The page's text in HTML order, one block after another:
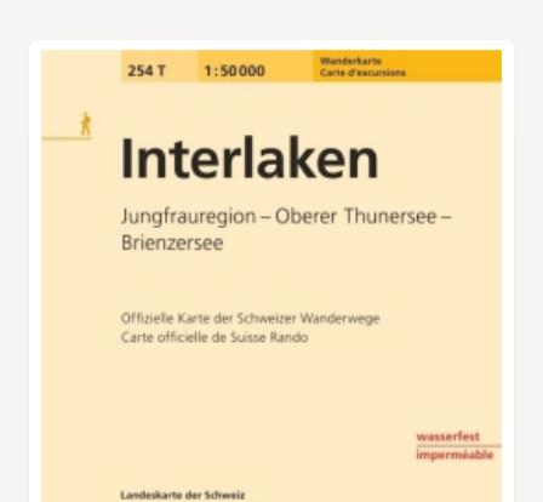
ganz besondere Wanderung ausklingen zu
einer der anspruchsvollsten Wegabschnitte
kommt, desto steiler und felsiger wird der
Weg. Er ist auf der SAC-Wanderskala als T4
(Alpinwanderweg mit blau-weisser
Markierung) eingestuft, aber alle schwierigen
Passagen sind durch Ketten sehr gut
gesichert. Auf dem Gipfel des
einer atemberaubenden Aussicht auf den
Thuner- und den Brienzersee, auf legendäre
aussichtsreichen Kreten und Alpweiden. Vor
dem Abstieg ins Tal bietet die Brunni-Hütte
einen letzten Blick aus der Vogelperspektive